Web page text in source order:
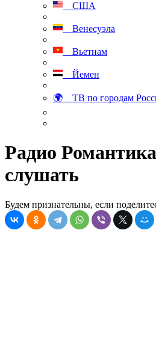
США
Венесуэла
Вьетнам
Йемен
🌍 ТВ по городам
Радио
слушать
Будем признательны, если